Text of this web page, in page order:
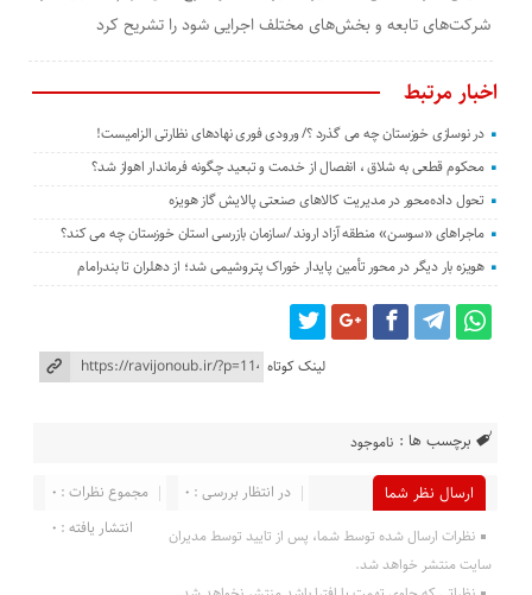
شرکت‌های تابعه و بخش‌های مختلف اجرایی شود را تشریح کرد
اخبار مرتبط
در نوسازی خوزستان چه می گذرد ؟/ ورودی فوری نهادهای نظارتی الزامیست!
محکوم قطعی به شلاق ، انفصال از خدمت و تبعید چگونه فرماندار اهواز شد؟
تحول داده‌محور در مدیریت کالاهای صنعتی پالایش گاز هویزه
ماجراهای «سوسن» منطقه آزاد اروند /سازمان بازرسی استان خوزستان چه می کند؟
هویزه بار دیگر در محور تأمین پایدار خوراک پتروشیمی شد؛ از دهلران تا بندرامام
لینک کوتاه
برچسب ها : ناموجود
ارسال نظر شما مجموع نظرات : 0
در انتظار بررسی : 0
انتشار یافته : 0
نظرات ارسال شده توسط شما، پس از تایید توسط مدیران
سایت منتشر خواهد شد.